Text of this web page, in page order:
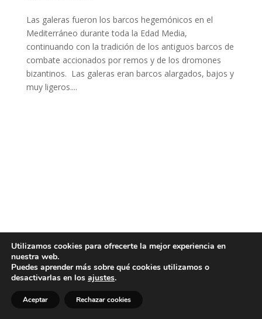
Las galeras fueron los barcos hegemónicos en el
Mediterráneo durante toda la Edad Media,
continuando con la tradición de los antiguos barcos de
combate accionados por remos y de los dromones
bizantinos. Las galeras eran barcos alargados, bajos y
muy ligeros....
Utilizamos cookies para ofrecerte la mejor experiencia en
nuestra web.
Puedes aprender más sobre qué cookies utilizamos o
desactivarlas en los ajustes.
Aceptar Rechazar cookies